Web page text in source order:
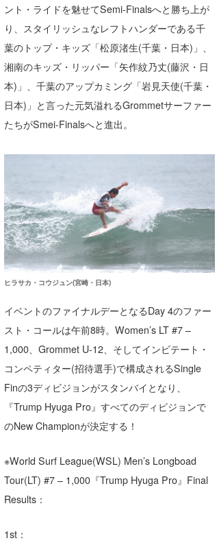
ント・ライドを魅せてSemi-Finalsへと勝ち上が
り、スタイリッシュなレフトハンダーである千
葉のトップ・キッズ「松原渚生(千葉・日本)」、
湘南のキッズ・リッパー「矢作紋乃丈(藤沢・日
本)」、千葉のアップカミング「岩見天使(千葉・
日本)」と言った元気溢れるGrommetサーファー
たちがSmei-Finalsへと進出。
ヒラサカ・コウジュン(宮崎・日本)
イベントのファイナルデーとなるDay 4のファー
スト・コールは午前8時。Women’s LT #7 –
1,000、Grommet U-12、そしてインビテート・
コンペティター(招待選手)で構成されるSingle
Finの3ディビジョンがスタンバイとなり、
『Trump Hyuga Pro』すべてのディビジョンで
のNew Championが決定する！
※World Surf League(WSL) Men’s Longboad
Tour(LT) #7 – 1,000『Trump Hyuga Pro』Final
Results：
1st：